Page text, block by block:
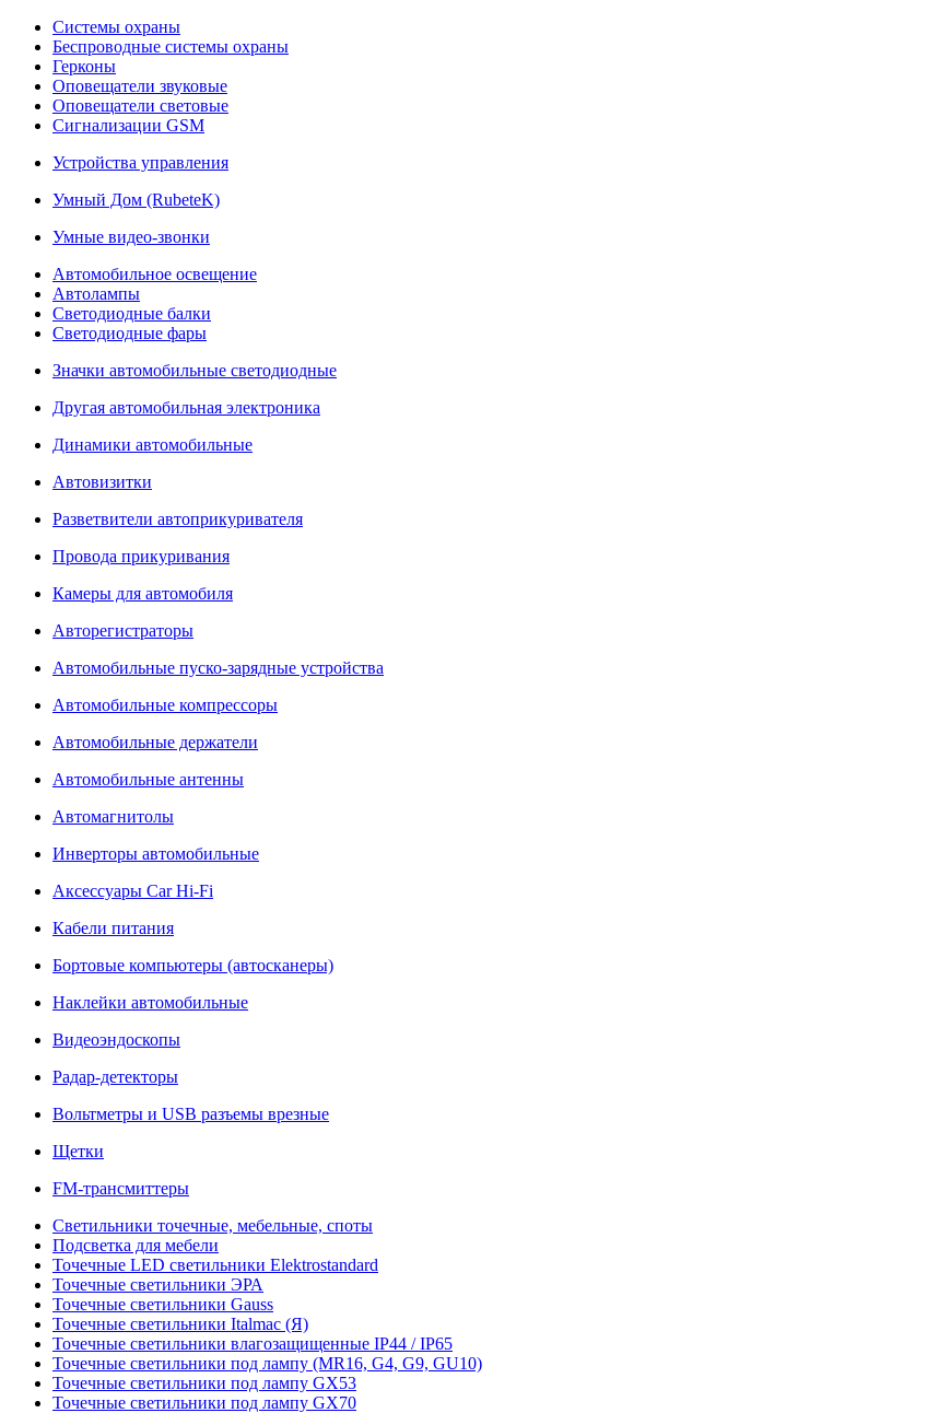
Системы охраны
Беспроводные системы охраны
Герконы
Оповещатели звуковые
Оповещатели световые
Сигнализации GSM
Устройства управления
Умный Дом (RubeteK)
Умные видео-звонки
Автомобильное освещение
Автолампы
Светодиодные балки
Светодиодные фары
Значки автомобильные светодиодные
Другая автомобильная электроника
Динамики автомобильные
Автовизитки
Разветвители автоприкуривателя
Провода прикуривания
Камеры для автомобиля
Авторегистраторы
Автомобильные пуско-зарядные устройства
Автомобильные компрессоры
Автомобильные держатели
Автомобильные антенны
Автомагнитолы
Инверторы автомобильные
Аксессуары Car Hi-Fi
Кабели питания
Бортовые компьютеры (автосканеры)
Наклейки автомобильные
Видеоэндоскопы
Радар-детекторы
Вольтметры и USB разъемы врезные
Щетки
FM-трансмиттеры
Светильники точечные, мебельные, споты
Подсветка для мебели
Точечные LED светильники Elektrostandard
Точечные светильники ЭРА
Точечные светильники Gauss
Точечные светильники Italmac (Я)
Точечные светильники влагозащищенные IP44 / IP65
Точечные светильники под лампу (MR16, G4, G9, GU10)
Точечные светильники под лампу GX53
Точечные светильники под лампу GX70